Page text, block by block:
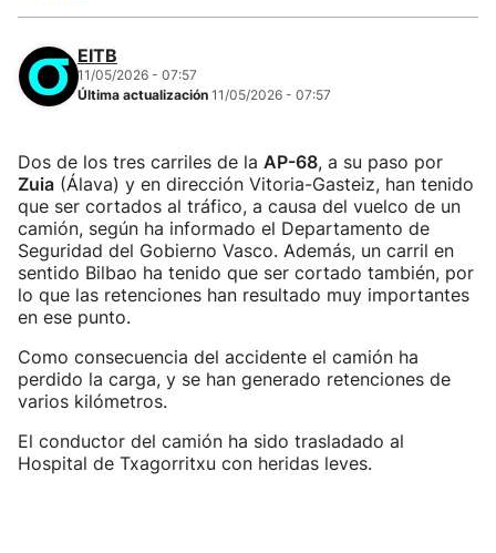
EITB
11/05/2026 - 07:57
Última actualización 11/05/2026 - 07:57
Dos de los tres carriles de la AP-68, a su paso por
Zuia (Álava) y en dirección Vitoria-Gasteiz, han tenido
que ser cortados al tráfico, a causa del vuelco de un
camión, según ha informado el Departamento de
Seguridad del Gobierno Vasco. Además, un carril en
sentido Bilbao ha tenido que ser cortado también, por
lo que las retenciones han resultado muy importantes
en ese punto.
Como consecuencia del accidente el camión ha
perdido la carga, y se han generado retenciones de
varios kilómetros.
El conductor del camión ha sido trasladado al
Hospital de Txagorritxu con heridas leves.